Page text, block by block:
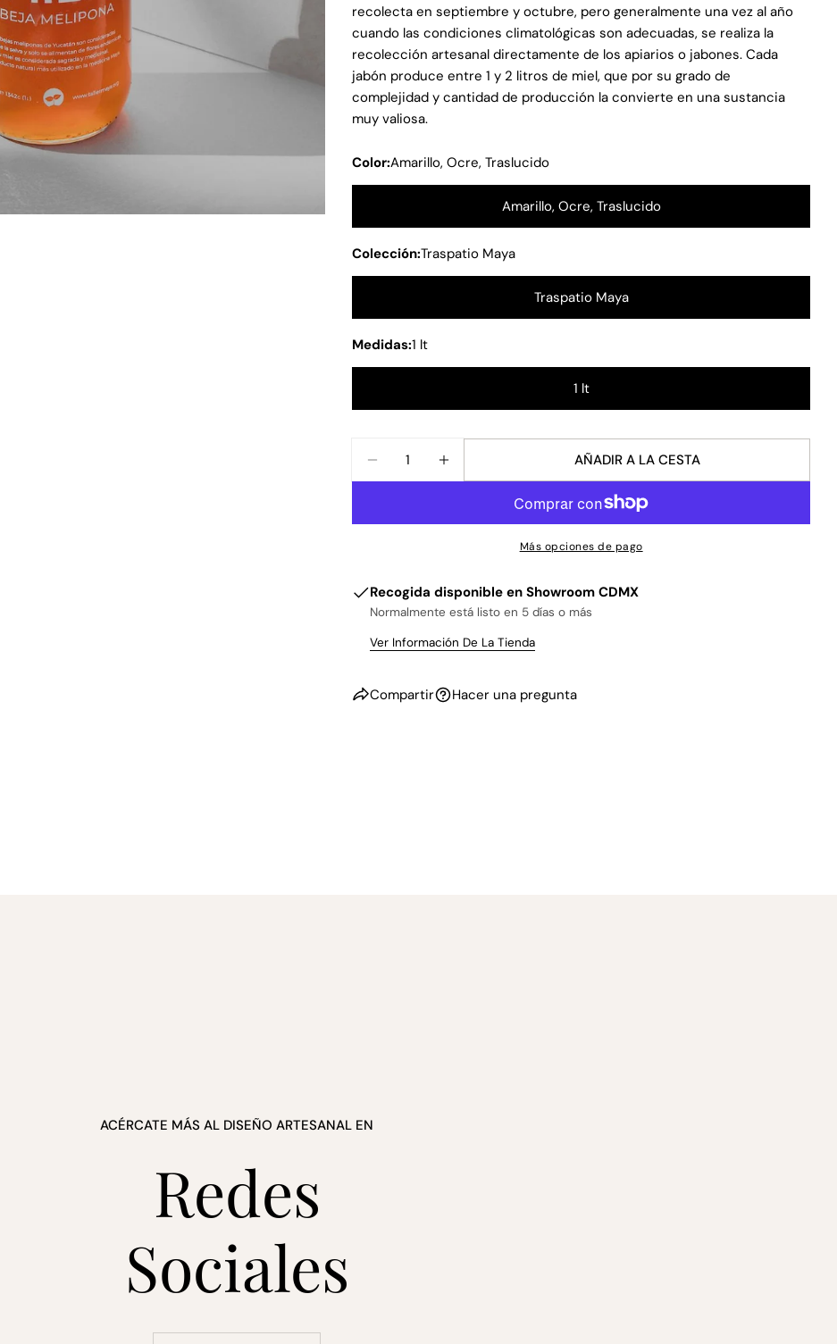
recolecta en septiembre y octubre, pero generalmente una vez al año
cuando las condiciones climatológicas son adecuadas, se realiza la
recolección artesanal directamente de los apiarios o jabones. Cada
jabón produce entre 1 y 2 litros de miel, que por su grado de
complejidad y cantidad de producción la convierte en una sustancia
muy valiosa.
Color:Amarillo, Ocre, Traslucido
Amarillo, Ocre, Traslucido
Colección:Traspatio Maya
Traspatio Maya
Medidas:1 lt
1 lt
DISMINUIR CANTIDAD PARA MIEL DE ABEJA MELIPONA
AUMENTAR CANTIDAD PARA MIEL DE ABEJA
AÑADIR A LA CESTA
Más opciones de pago
Recogida disponible enShowroom CDMX
Normalmente está listo en 5 días o más
Ver Información De La Tienda
Compartir
Comparte este producto
Compartir
en
en
en
Hacer una pregunta
Hacer una pregunta
Su
nombre
electrónico
Tu
ACÉRCATE MÁS AL DISEÑO ARTESANAL EN
Redes
Sociales